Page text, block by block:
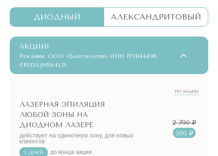
ДИОДНЫЙ АЛЕКСАНДРИТОВЫЙ
АКЦИИ!
Реклама. ООО «Бьютилогия» ИНН 7751144496
ERID:LjN8K4L1t
ПО АКЦИИ
ЛАЗЕРНАЯ ЭПИЛЯЦИЯ
ЛЮБОЙ ЗОНЫ НА
ДИОДНОМ ЛАЗЕРЕ
действует на одиночную зону, для новых
клиентов
5 ДНЕЙ до конца акции
2 790 ₽
500 ₽